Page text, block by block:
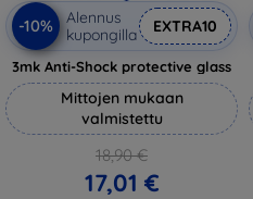
-10%
Alennus
kupongilla
EXTRA10
3mk Anti-Shock protective glass
Mittojen mukaan
valmistettu
18,90 €
17,01 €